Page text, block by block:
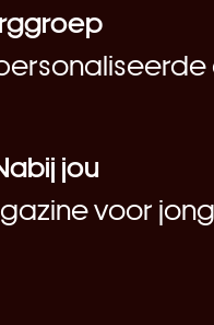
jou
voor